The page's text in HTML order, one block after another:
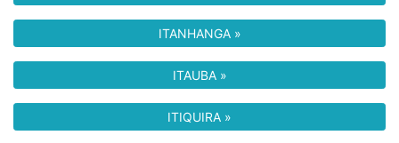
ITANHANGA »
ITAUBA »
ITIQUIRA »